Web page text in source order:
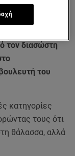
τον διασώστη
του
κατηγορίες
τους ότι
θάλασσα, αλλά